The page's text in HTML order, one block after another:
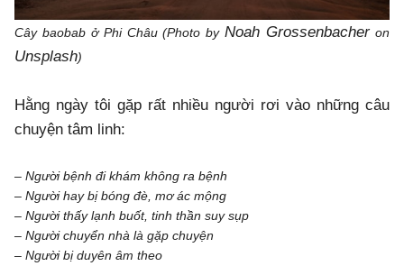
Cây baobab ở Phi Châu (Photo byNoah Grossenbacheron
Unsplash)
Hằng ngày tôi gặp rất nhiều người rơi vào những câu
chuyện tâm linh:
– Người bệnh đi khám không ra bệnh
– Người hay bị bóng đè, mơ ác mộng
– Người thấy lạnh buốt, tinh thần suy sụp
– Người chuyển nhà là gặp chuyện
– Người bị duyên âm theo